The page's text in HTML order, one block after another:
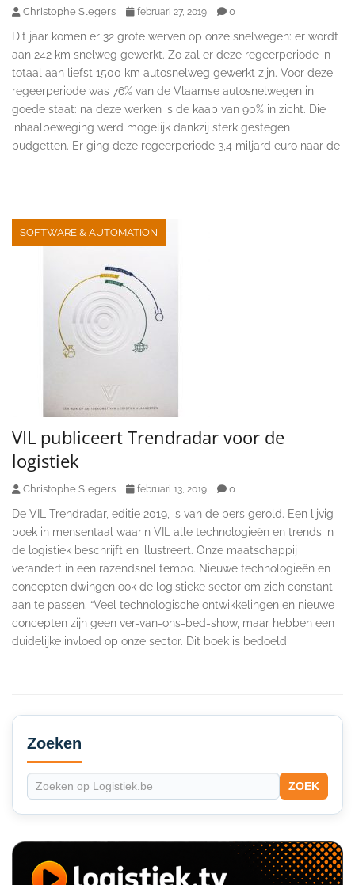
Christophe Slegers februari 27, 2019 0
Dit jaar komen er 32 grote werven op onze snelwegen: er wordt
aan 242 km snelweg gewerkt. Zo zal er deze regeerperiode in
totaal aan liefst 1500 km autosnelweg gewerkt zijn. Voor deze
regeerperiode was 76% van de Vlaamse autosnelwegen in
goede staat: na deze werken is de kaap van 90% in zicht. Die
inhaalbeweging werd mogelijk dankzij sterk gestegen
budgetten. Er ging deze regeerperiode 3,4 miljard euro naar de
SOFTWARE & AUTOMATION
VIL publiceert Trendradar voor de
logistiek
Christophe Slegers februari 13, 2019 0
De VIL Trendradar, editie 2019, is van de pers gerold. Een lijvig
boek in mensentaal waarin VIL alle technologieën en trends in
de logistiek beschrijft en illustreert. Onze maatschappij
verandert in een razendsnel tempo. Nieuwe technologieën en
concepten dwingen ook de logistieke sector om zich constant
aan te passen. “Veel technologische ontwikkelingen en nieuwe
concepten zijn geen ver-van-ons-bed-show, maar hebben een
duidelijke invloed op onze sector. Dit boek is bedoeld
Secondary
Sidebar
Zoeken
ZOEK